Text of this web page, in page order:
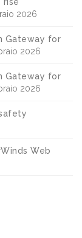
2026
Gateway for
2026
Gateway for
2026
Web